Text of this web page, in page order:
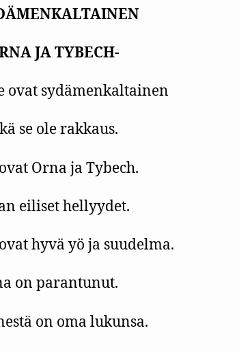
JA TYBECH-
ovat sydämenkaltainen
se ole rakkaus.
Orna ja Tybech.
eiliset hellyydet.
hyvä yö ja suudelma.
on parantunut.
on oma lukunsa.